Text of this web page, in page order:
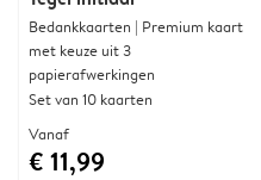
Bedankkaarten | Premium kaart
met keuze uit 3
papierafwerkingen
Set van 10 kaarten
Vanaf
€ 11,99